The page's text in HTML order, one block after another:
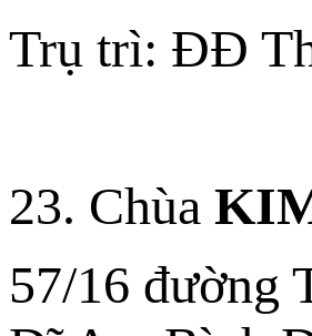
Trụ trì: ĐĐ
23. Chùa
57/16 đường